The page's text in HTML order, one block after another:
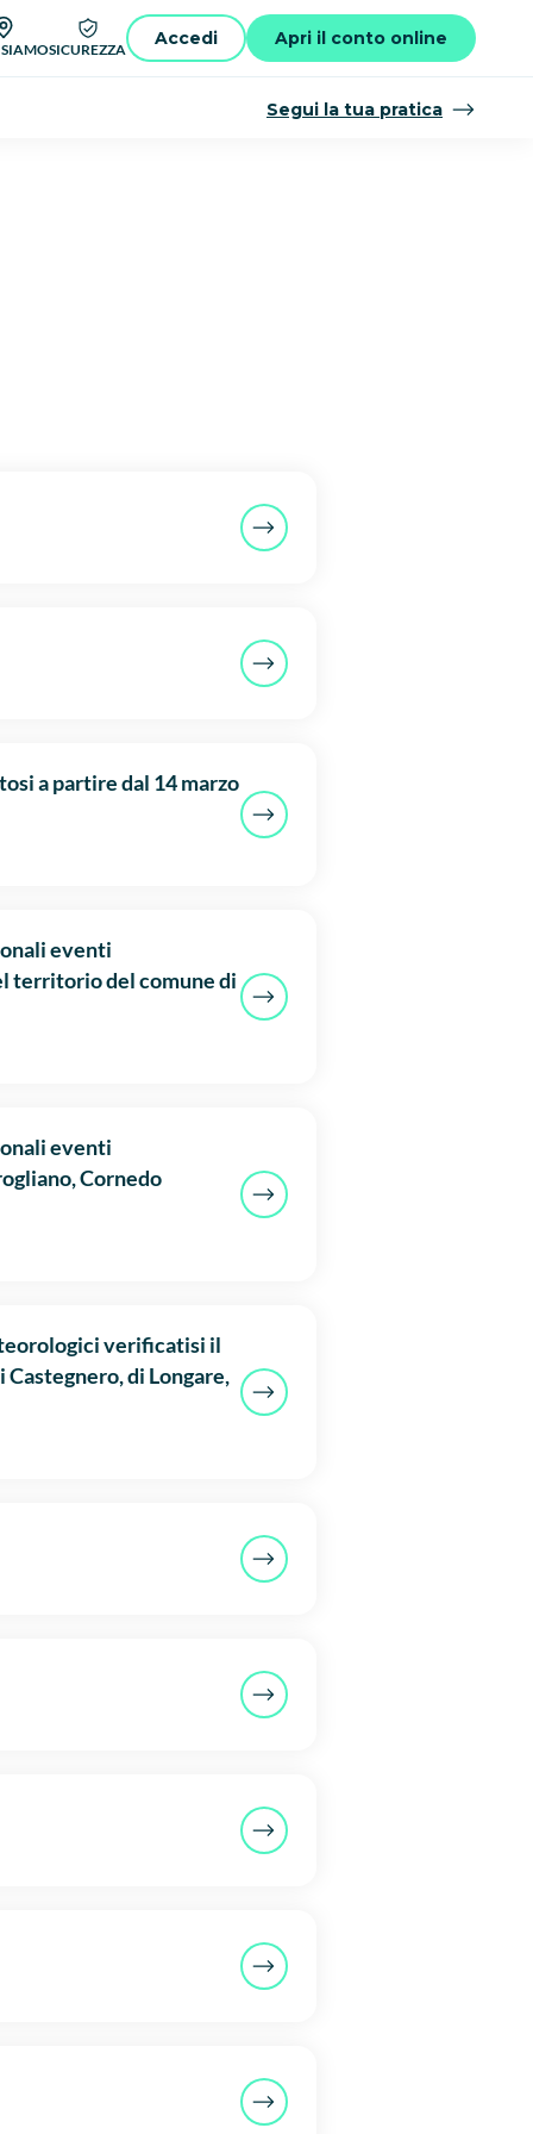
SICUREZZA
Accedi Apri il conto online
Segui la tua pratica
a partire dal 14 marzo
eventi
territorio del comune di
eventi
Cornedo
verificatisi il
di Longare,